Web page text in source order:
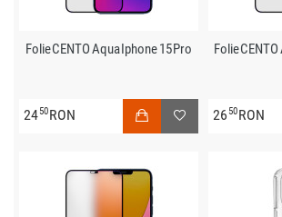
Folie CENTO Aqua Iphone 15 Pro
2450RON
Folie
26 50RON